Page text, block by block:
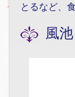
とるなど、
風